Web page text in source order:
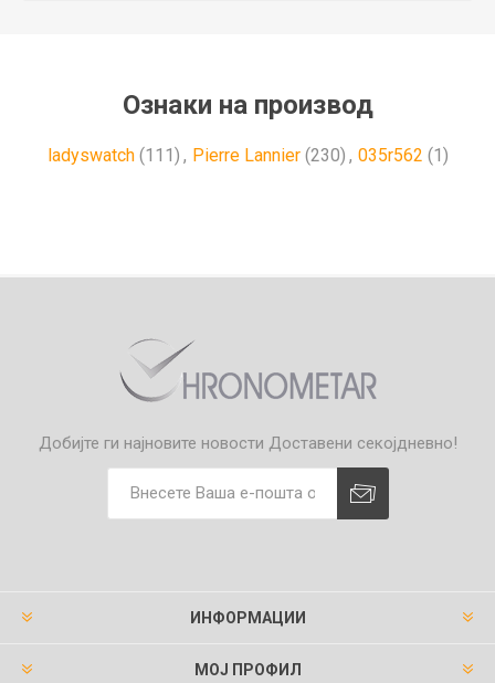
Ознаки на производ
ladyswatch (111) , Pierre Lannier (230) , 035r562 (1)
Добијте ги најновите новости Доставени секојдневно!
ИНФОРМАЦИИ
МОЈ ПРОФИЛ